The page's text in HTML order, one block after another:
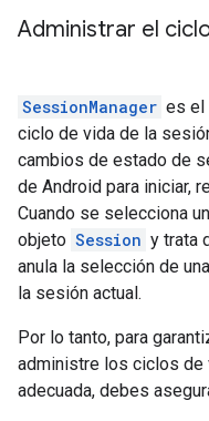
Administrar el
SessionManager es el
ciclo de vida de la
cambios de estado de
de Android para iniciar,
Cuando se selecciona
objeto Session y trata
anula la selección de
la sesión actual.
Por lo tanto, para
administre los ciclos
adecuada, debes